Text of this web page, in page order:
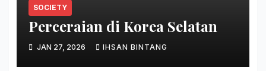
SOCIETY
Perceraian di Korea Selatan
JAN 27, 2026 IHSAN BINTANG